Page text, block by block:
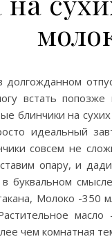
встать
блинчики на
идеальный
совсем не
опару, и
буквальном
Молоко -
чем комнатная